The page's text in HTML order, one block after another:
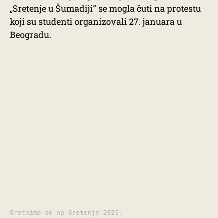
„Sretenje u Šumadiji“ se mogla čuti na protestu
koji su studenti organizovali 27. januara u
Beogradu.
Sretnimo se na Sretenje 2025.